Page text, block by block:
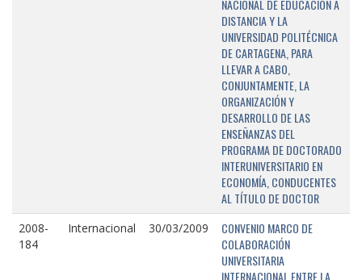
NACIONAL DE EDUCACIÓN A
DISTANCIA Y LA
UNIVERSIDAD POLITÉCNICA
DE CARTAGENA, PARA
LLEVAR A CABO,
CONJUNTAMENTE, LA
ORGANIZACIÓN Y
DESARROLLO DE LAS
ENSEÑANZAS DEL
PROGRAMA DE DOCTORADO
INTERUNIVERSITARIO EN
ECONOMÍA, CONDUCENTES
AL TÍTULO DE DOCTOR
2008-
184
Internacional 30/03/2009
CONVENIO MARCO DE
COLABORACIÓN
UNIVERSITARIA
INTERNACIONAL ENTRE LA